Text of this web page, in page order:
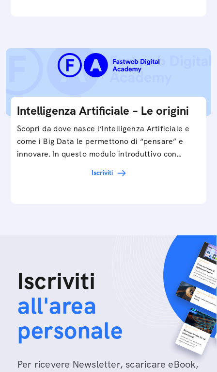
Intelligenza Artificiale – Le origini
Scopri da dove nasce l’Intelligenza Artificiale e
come i Big Data le permettono di “pensare” e
innovare. In questo modulo introduttivo con
Iscriviti
Iscriviti
all'area
personale
Per ricevere Newsletter, scaricare eBook,